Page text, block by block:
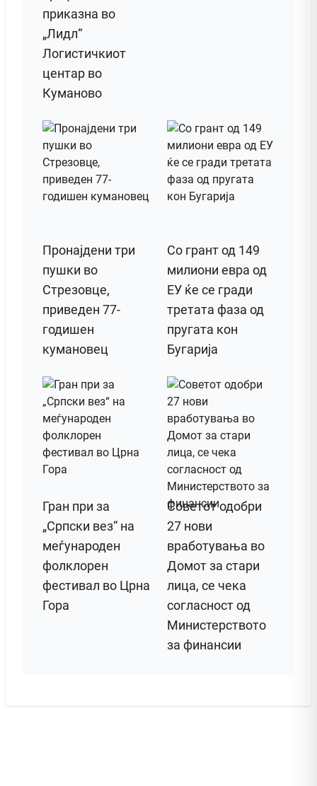
приказна во
„Лидл“
Логистичкиот
центар во
Куманово
Пронајдени три
пушки во
Стрезовце,
приведен 77-
годишен
кумановец
Со грант од 149
милиони евра од
ЕУ ќе се гради
третата фаза од
пругата кон
Бугарија
Гран при за
„Српски вез“ на
меѓународен
фолклорен
фестивал во Црна
Гора
Советот одобри
27 нови
вработувања во
Домот за стари
лица, се чека
согласност од
Министерството
за финансии